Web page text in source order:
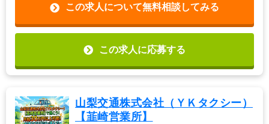
この求人について無料相談してみる
この求人に応募する
山梨交通株式会社（ＹＫタクシー）
【韮崎営業所】